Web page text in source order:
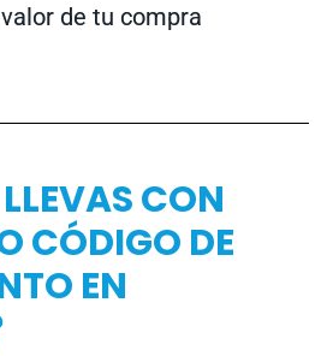
de tu compra
CON
CÓDIGO DE
EN